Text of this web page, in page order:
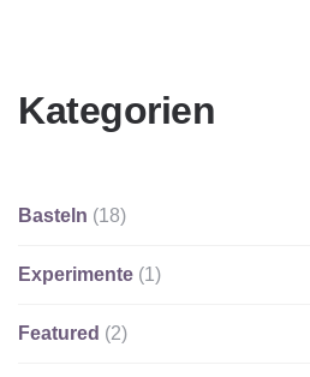
Kategorien
Basteln (18)
Experimente (1)
Featured (2)